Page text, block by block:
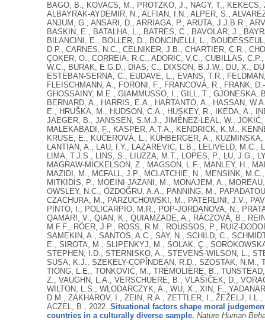
BAGO, B., KOVACS, M., PROTZKO, J., NAGY, T.,
ALBAYRAK-AYDEMIR, N., ALFIAN, I.N., ALPER, S.,
ANJUM, G., ANSARI, D., ARRIAGA, P., ARUTA, J.J.B.R.,
BASKIN, E., BATALHA, L., BATRES, C., BAVOLAR, J.,
BILANCINI, E., BOLLER, D., BONCINELLI, L.,
D.P., CARNES, N.C., CELNIKER, J.B., CHARTIER, C.R.,
ÇOKER, O., CORREIA, R.C., ADORIC, V.C., CUBILLAS,
W.C., BURAK, E.G.D., DIAS, C., DIXSON, B.J.W., DU, X.,
ESTEBAN-SERNA, C., EUDAVE, L., EVANS, T.R.,
FLEISCHMANN, A., FORONI, F., FRANCOVÁ, R., FRANK,
GHOSSAINY, M.E., GIAMMUSSO, I., GILL, T., GJONESKA,
BERNARD, A., HARRIS, E.A., HARTANTO, A., HASSAN,
E., HRUŠKA, M., HUDSON, C.A., HUSKEY, R., IKEDA, A.,
JAEGER, B., JANSSEN, S.M.J., JIMÉNEZ-LEAL, W.,
MALEKABADI, F., KASPER, A.T.A., KENDRICK, K.M.,
KRUSE, E., KUČEROVÁ, L., KÜHBERGER, A.,
LANTIAN, A., LAU, I.Y., LAZAREVIC, L.B., LELIVELD,
LIMA, T.J.S., LINS, S., LIUZZA, M.T., LOPES, P., LU, J.G.,
MAGRAW-MICKELSON, Z., MAGSON, L.F., MANLEY, H.,
MAZIDI, M., MCFALL, J.P., MCLATCHIE, N., MENSINK,
MITKIDIS, P., MOEINI-JAZANI, M., MONAJEM, A.,
OWSLEY, N.C., ÖZDOĞRU, A.A., PANNING, M.,
CZACHURA, M., PARZUCHOWSKI, M., PATERLINI, J.V.,
PINTO, I., POLICARPIO, M.R., POP-JORDANOVA, N.,
QAMARI, V., QIAN, K., QUIAMZADE, A., RÁCZOVÁ, B.,
M.F.F., RÖER, J.P., ROSS, R.M., ROUSSOS, P., RUIZ-
SAMEKIN, A., SANTOS, A.C., SAY, N., SCHILD, C.,
E., SIROTA, M., SLIPENKYJ, M., SOLAK, Ç.,
STEPHEN, I.D., STERNISKO, A., STEVENS-WILSON, L.,
SUSA, K.J., SZEKELY-COPÎNDEAN, R.D., SZOSTAK,
TIONG, L.E., TONKOVIĆ, M., TRÉMOLIÈRE, B.,
Z., VAUGHN, L.A., VERSCHUERE, B., VLAŠIČEK, D.,
WILTON, L.S., WLODARCZYK, A., WU, X., XIN, F.,
D.M., ZAKHAROV, I., ZEIN, R.A., ZETTLER, I., ŽEŽELJ,
ACZEL, B., 2022. Situational factors shape moral
countries in a culturally diverse sample. Nature Human